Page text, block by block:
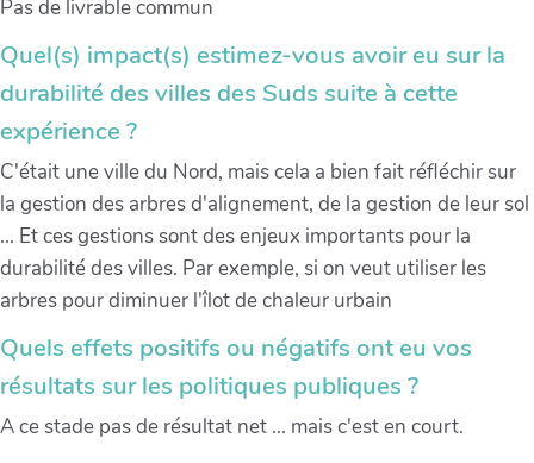
Pas de livrable commun
Quel(s) impact(s) estimez-vous avoir eu sur la
durabilité des villes des Suds suite à cette
expérience ?
C'était une ville du Nord, mais cela a bien fait réfléchir sur
la gestion des arbres d'alignement, de la gestion de leur sol
... Et ces gestions sont des enjeux importants pour la
durabilité des villes. Par exemple, si on veut utiliser les
arbres pour diminuer l'îlot de chaleur urbain
Quels effets positifs ou négatifs ont eu vos
résultats sur les politiques publiques ?
A ce stade pas de résultat net ... mais c'est en court.